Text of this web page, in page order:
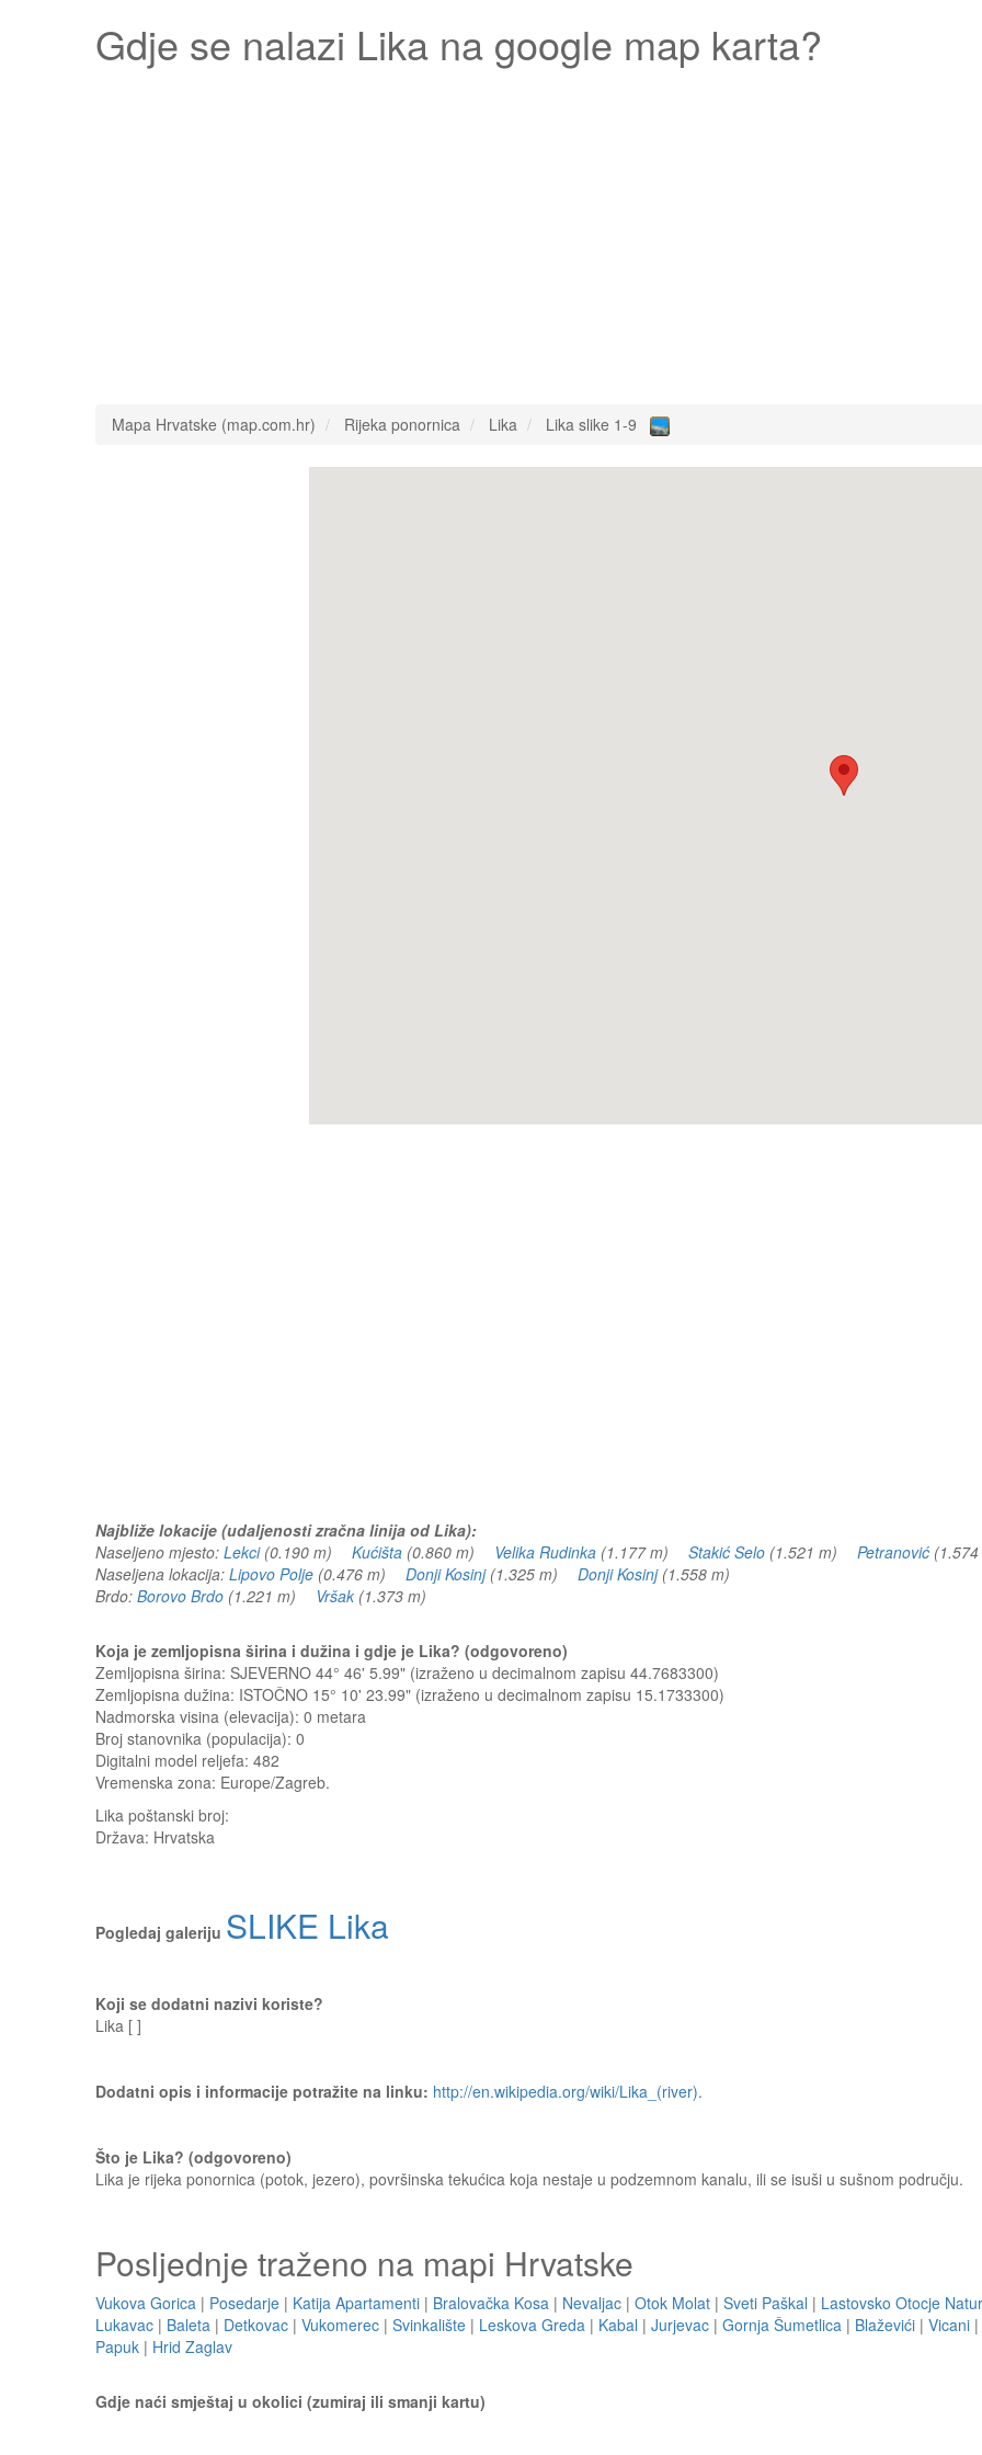
Gdje se nalazi Lika na google map karta?
Mapa Hrvatske (map.com.hr) Rijeka ponornica Lika Lika slike 1-9
Najbliže lokacije (udaljenosti zračna linija od Lika):
Naseljeno mjesto: Lekci(0.190 m) Kućišta (0.860 m) Velika Rudinka (1.177 m) Stakić Selo (1.521 m) Petranović
Naseljena lokacija: Lipovo Polje (0.476 m) Donji Kosinj(1.325 m) Donji Kosinj(1.558 m)
Brdo: Borovo Brdo (1.221 m) Vršak (1.373 m)
Koja je zemljopisna širina i dužina i gdje je Lika? (odgovoreno)
Zemljopisna širina: SJEVERNO 44° 46' 5.99" (izraženo u decimalnom zapisu 44.7683300)
Zemljopisna dužina: ISTOČNO 15° 10' 23.99" (izraženo u decimalnom zapisu 15.1733300)
Nadmorska visina (elevacija): 0 metara
Broj stanovnika (populacija): 0
Digitalni model reljefa: 482
Vremenska zona: Europe/Zagreb.
Lika poštanski broj:
Država: Hrvatska
Pogledaj galeriju SLIKE Lika
Koji se dodatni nazivi koriste?
Lika [ ]
Dodatni opis i informacije potražite na linku: http://en.wikipedia.org/wiki/Lika_(river).
Što je Lika? (odgovoreno)
Lika je rijeka ponornica (potok, jezero), površinska tekućica koja nestaje u podzemnom kanalu, ili se isuši u sušnom području.
Posljednje traženo na mapi Hrvatske
Vukova Gorica | Posedarje | Katija Apartamenti | Bralovačka Kosa | Nevaljac | Otok Molat | Sveti Paškal | Lastovsko Otocje
Lukavac | Baleta | Detkovac | Vukomerec | Svinkalište | Leskova Greda | Kabal | Jurjevac | Gornja Šumetlica | Blaževići | Vicani |
Papuk | Hrid Zaglav
Gdje naći smještaj u okolici (zumiraj ili smanji kartu)